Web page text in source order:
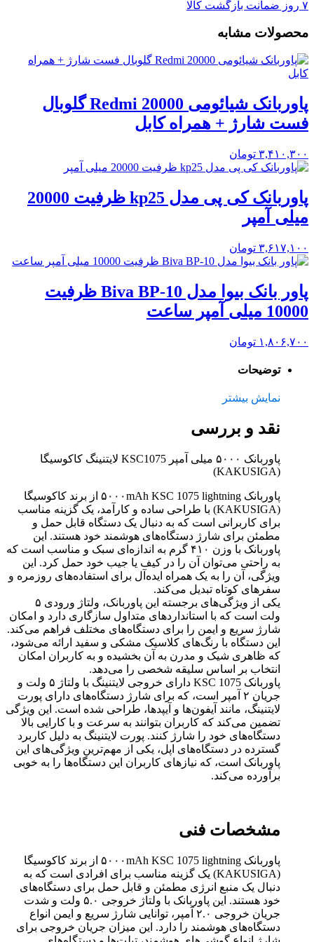
۷ روز ضمانت بازگشت کالا
محصولات مشابه
پاوربانک شیائومی Redmi 20000 گلوبال
فست شارژ + همراه کابل
۳,۴۱۰,۳۰۰ تومان
پاوربانک کی پی مدل kp25 ظرفیت 20000
میلی آمپر
۳,۶۱۷,۱۰۰ تومان
پاور بانک بیوا مدل Biva BP-10 ظرفیت
10000 میلی آمپر ساعت
۱,۸۰۶,۷۰۰ تومان
توضیحات
نمایش بیشتر
نقد و بررسی
پاوربانک ۵۰۰۰ میلی آمپر KSC1075 لایتنینگ کاکوسیگا
(KAKUSIGA)
پاوربانک ۵۰۰۰mAh KSC 1075 lightning از برند کاکوسیگا
(KAKUSIGA) با طراحی ساده و کارآمد، یک گزینه مناسب
برای کاربرانی است که به دنبال یک دستگاه قابل حمل و
مطمئن برای شارژ دستگاه‌های هوشمند خود هستند. این
پاوربانک با وزن ۴۱۰ گرم به اندازه‌ای سبک و مناسب است که
به راحتی می‌توان آن را در کیف یا جیب خود حمل کرد. این
ویژگی، آن را به یک همراه ایده‌آل برای استفاده‌های روزمره و
سفرهای کوتاه تبدیل می‌کند.
یکی از ویژگی‌های برجسته این پاوربانک، ولتاژ ورودی ۵
ولت است که با استانداردهای متداول سازگاری دارد و امکان
شارژ سریع و ایمن را برای دستگاه‌های مختلف فراهم می‌کند.
این دستگاه با رنگ‌های کلاسیک مشکی و سفید ارائه می‌شود،
که ظاهری شیک و مدرن به آن بخشیده و به کاربران امکان
انتخاب بر اساس سلیقه شخصی را می‌دهد.
پاوربانک KSC 1075 دارای خروجی لایتنینگ با ولتاژ ۵ ولت و
جریان ۲ آمپر است، که برای شارژ دستگاه‌های دارای پورت
لایتنینگ، مانند آیفون‌ها و آیپدها، طراحی شده است. این ویژگی
تضمین می‌کند که کاربران بتوانند به سرعت و با کارایی بالا
دستگاه‌های خود را شارژ کنند. پورت لایتنینگ به دلیل کاربرد
گسترده در دستگاه‌های اپل، یکی از مهم‌ترین ویژگی‌های این
پاوربانک است، که نیازهای کاربران این دستگاه‌ها را به خوبی
برآورده می‌کند.
مشخصات فنی
پاوربانک ۵۰۰۰mAh KSC 1075 lightning از برند کاکوسیگا
(KAKUSIGA) یک گزینه مناسب برای افرادی است که به
دنبال یک منبع انرژی مطمئن و قابل حمل برای دستگاه‌های
خود هستند. این پاوربانک با ولتاژ خروجی ۵.۰ ولت و شدت
جریان خروجی ۲.۰ آمپر، توانایی شارژ سریع و ایمن انواع
دستگاه‌های هوشمند را دارد. این میزان جریان خروجی برای